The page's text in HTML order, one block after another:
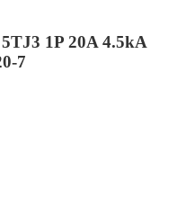
1P 20A 4.5kA
7